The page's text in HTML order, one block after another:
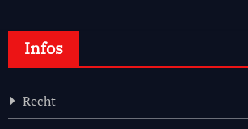
Infos
Recht